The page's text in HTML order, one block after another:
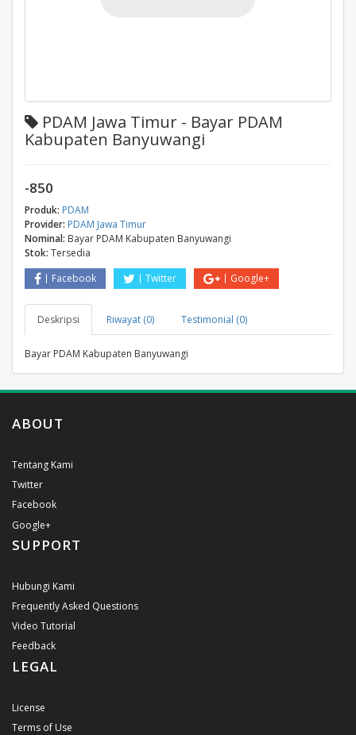
PDAM Jawa Timur - Bayar PDAM
Kabupaten Banyuwangi
-850
Produk: PDAM
Provider: PDAM Jawa Timur
Nominal: Bayar PDAM Kabupaten Banyuwangi
Stok: Tersedia
Facebook
Twitter Google+
Deskripsi Riwayat (0) Testimonial (0)
Bayar PDAM Kabupaten Banyuwangi
ABOUT
Tentang Kami
Twitter
Facebook
Google+
SUPPORT
Hubungi Kami
Frequently Asked Questions
Video Tutorial
Feedback
LEGAL
License
Terms of Use